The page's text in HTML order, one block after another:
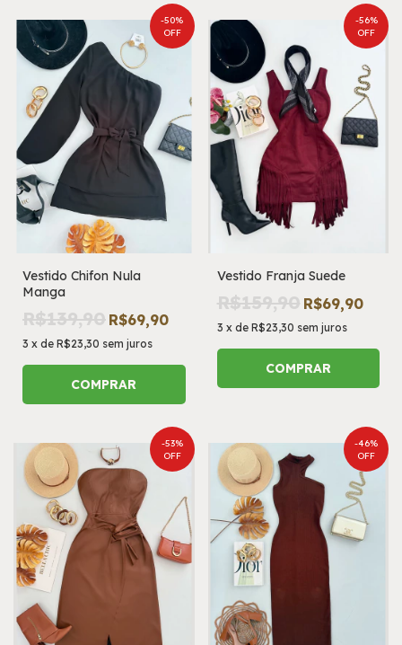
-50%
OFF
Vestido Chifon Nula
Manga
R$139,90 R$69,90
3 x de R$23,30 sem juros
COMPRAR
-56%
OFF
Vestido Franja Suede
R$159,90 R$69,90
3 x de R$23,30 sem juros
COMPRAR
-53%
OFF
-46%
OFF